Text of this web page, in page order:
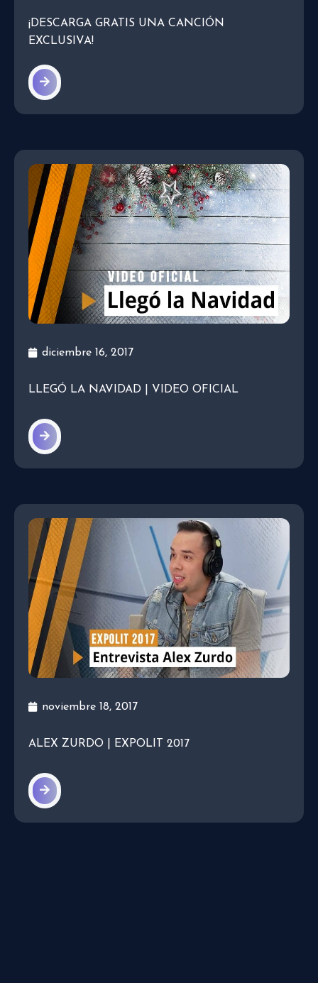
¡DESCARGA GRATIS UNA CANCIÓN
EXCLUSIVA!
diciembre 16, 2017
LLEGÓ LA NAVIDAD | VIDEO OFICIAL
noviembre 18, 2017
ALEX ZURDO | EXPOLIT 2017